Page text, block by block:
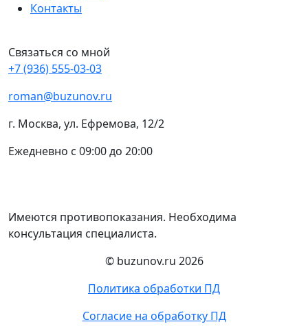
Контакты
Связаться со мной
+7 (936) 555-03-03
roman@buzunov.ru
г. Москва, ул. Ефремова, 12/2
Ежедневно с 09:00 до 20:00
Имеются противопоказания. Необходима
консультация специалиста.
© buzunov.ru 2026
Политика обработки ПД
Согласие на обработку ПД